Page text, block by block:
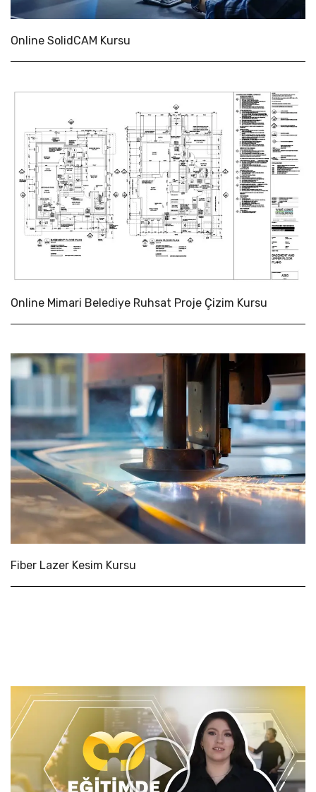
Online SolidCAM Kursu
Online Mimari Belediye Ruhsat Proje Çizim Kursu
Fiber Lazer Kesim Kursu